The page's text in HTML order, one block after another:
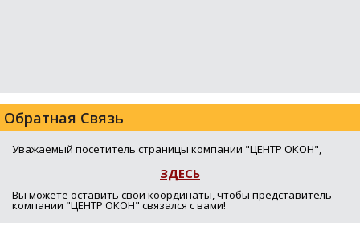
Обратная Связь
Уважаемый посетитель страницы компании "ЦЕНТР ОКОН",
ЗДЕСЬ
Вы можете оставить свои координаты, чтобы представитель
компании "ЦЕНТР ОКОН" связался с вами!